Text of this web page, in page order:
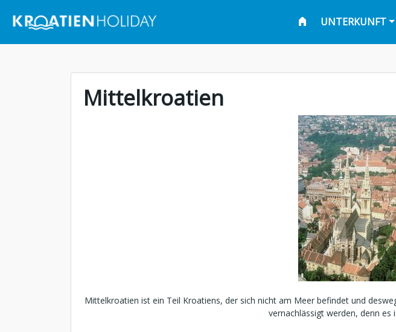
UNTERKUNFT
Mittelkroatien
Mittelkroatien ist ein Teil Kroatiens, der sich nicht am Meer befindet und
vernachlässigt werden, denn